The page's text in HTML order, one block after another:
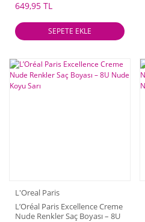
649,95 TL
SEPETE EKLE
L'Oreal Paris
L’Oréal Paris Excellence Creme
Nude Renkler Saç Boyası – 8U